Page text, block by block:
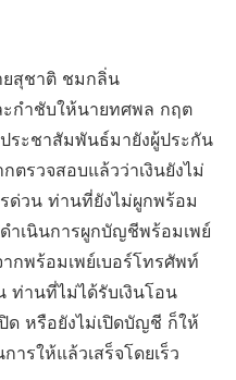
ยสุชาติ ชมกลิ่น
ะกำชับให้นายทศพล กฤต
ระชาสัมพันธ์มายังผู้ประกัน
รวจสอบแล้วว่าเงินยังไม่
ด่วน ท่านที่ยังไม่ผูกพร้อม
ำเนินการผูกบัญชีพร้อมเพย์
กพร้อมเพย์เบอร์โทรศัพท์
ท่านที่ไม่ได้รับเงินโอน
ด หรือยังไม่เปิดบัญชี ก็ให้
รให้แล้วเสร็จโดยเร็ว